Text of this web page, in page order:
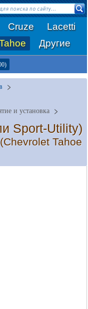
Cruze
Lacetti
Другие
и установка
Sport-Utility)
(Chevrolet Tahoe